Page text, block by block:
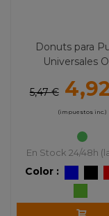
Donuts para
Universales
5,47 €
(impuestos inc.)
En Stock 24/48h
Color :